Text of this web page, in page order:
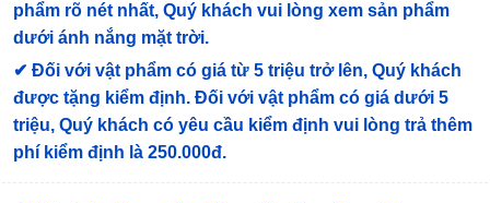
phẩm rõ nét nhất, Quý khách vui lòng xem sản phẩm
dưới ánh nắng mặt trời.
✔ Đối với vật phẩm có giá từ 5 triệu trở lên, Quý khách
được tặng kiểm định. Đối với vật phẩm có giá dưới 5
triệu, Quý khách có yêu cầu kiểm định vui lòng trả thêm
phí kiểm định là 250.000đ.